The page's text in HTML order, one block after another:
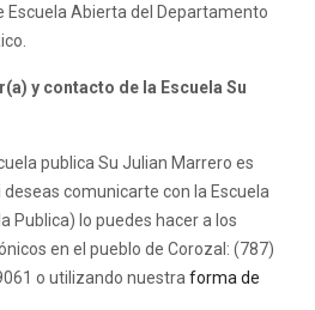
Escuela Abierta del Departamento
y contacto de la Escuela Su
publica Su Julian Marrero es
deseas comunicarte con la Escuela
Publica) lo puedes hacer a los
en el pueblo de Corozal: (787)
o utilizando nuestra forma de